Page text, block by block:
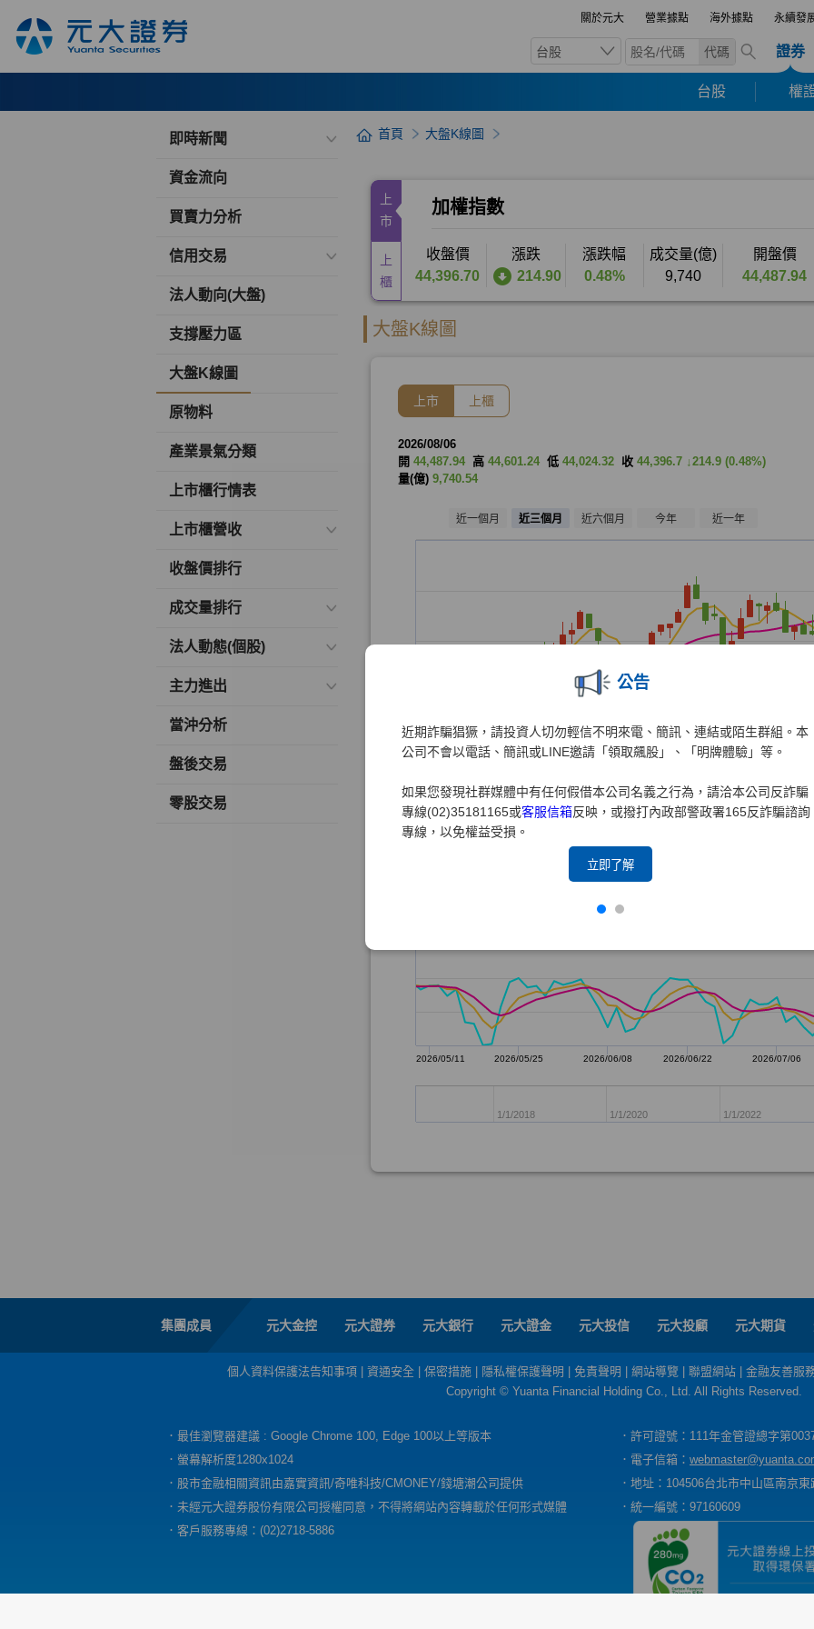
關於元大 營業據點 海外據點 永續發
台股 代碼 證券
台股 權
公告
近期詐騙猖獗，請投資人切勿輕信不明來電、簡訊、連結或陌生群組。本
公司不會以電話、簡訊或LINE邀請「領取飆股」、「明牌體驗」等。
如果您發現社群媒體中有任何假借本公司名義之行為，請洽本公司反詐騙
專線(02)35181165或客服信箱反映，或撥打內政部警政署165反詐騙諮詢
專線，以免權益受損。
立即了解
即時新聞
資金流向
買賣力分析
信用交易
法人動向(大盤)
支撐壓力區
大盤K線圖
原物料
產業景氣分類
上市櫃行情表
上市櫃營收
收盤價排行
成交量排行
法人動態(個股)
主力進出
當沖分析
盤後交易
零股交易
首頁 大盤K線圖
集團成員 元大金控 元大證券 元大銀行 元大證金 元大投信 元大投顧 元大期貨
個人資料保護法告知事項 資通安全 保密措施 隱私權保護聲明 免責聲明 網站導覽 聯盟網站
金融友善服
Copyright © Yuanta Financial Holding Co., Ltd. All Rights Reserved.
．最佳瀏覽器建議 : Google Chrome 100, Edge 100以上等版本
．許可證號：111年金管證總字第
．螢幕解析度1280x1024
．電子信箱：
．股市金融相關資訊由嘉實資訊/奇唯科技/CMONEY/錢塘潮公司提供
．地址：104506台北市中山區南京
．未經元大證券股份有限公司授權同意，不得將網站內容轉載於任何形式媒體
．統一編號：97160609
．客戶服務專線：(02)2718-5886